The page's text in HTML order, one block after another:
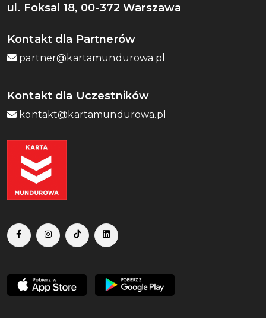
ul. Foksal 18, 00-372 Warszawa
Kontakt dla Partnerów
partner@kartamundurowa.pl
Kontakt dla Uczestników
kontakt@kartamundurowa.pl